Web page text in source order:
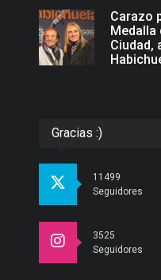
Carazo
Medalla
Ciudad,
Gracias :)
11499
Seguidores
3525
Seguidores